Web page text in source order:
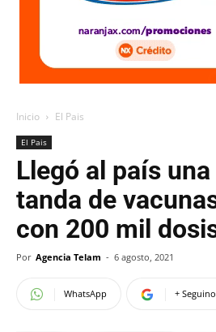
Inicio El Pais
El Pais
Llegó al país
tanda de
con 200 mil
Por Agencia Telam - 6 agosto, 2021
WhatsApp +